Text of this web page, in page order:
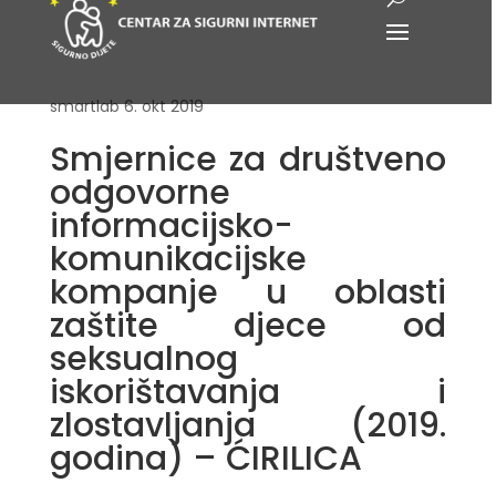
smartlab 6. okt 2019
Smjernice za društveno
odgovorne
informacijsko-
komunikacijske
kompanje u oblasti
zaštite djece od
seksualnog
iskorištavanja i
zlostavljanja (2019.
godina) – ĆIRILICA